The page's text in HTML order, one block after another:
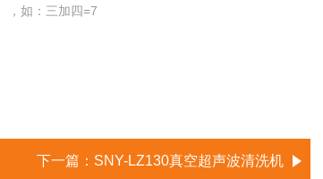
，如：三加四=7
下一篇： SNY-LZ130真空超声波清洗机